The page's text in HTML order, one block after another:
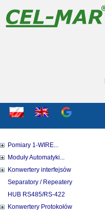
Pomiary 1-WIRE...
Moduły Automatyki...
Konwertery interfejsów
Separatory / Repeatery
HUB RS485/RS-422
Konwertery Protokołów